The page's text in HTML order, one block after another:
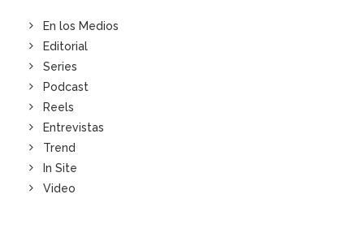
En los Medios
Editorial
Series
Podcast
Reels
Entrevistas
Trend
In Site
Video